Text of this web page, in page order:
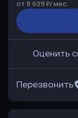
от 8 639 ₽/ мес.
Оценить
Перезвонить